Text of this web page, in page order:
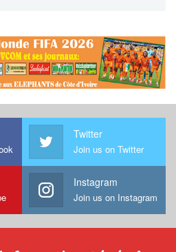
Twitter
Join us on Twitter
Instagram
Join us on Instagram